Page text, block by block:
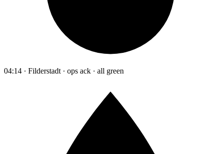
04:14 · Filderstadt · ops ack · all green